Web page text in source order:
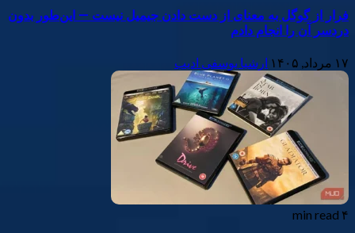
فرار از گوگل به معنای از دست دادن جیمیل نیست — این‌طور بدون
دردسر آن را انجام دادم
۱۷ مرداد, ۱۴۰۵ ارشیا یوسفی ادیب
۴ min read